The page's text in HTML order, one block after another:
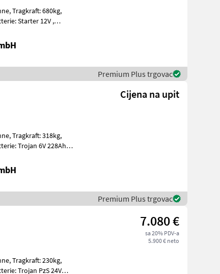
Premium Plus trgovac
Cijena na upit
Premium Plus trgovac
7.080 €
sa 20% PDV-a
5.900 € neto